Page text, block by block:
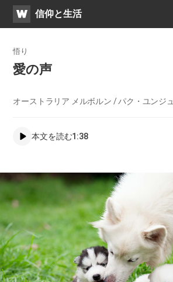
WATV​信仰と生活
悟り
愛の声
オーストラリア メルボルン / パク・ユンジュ
本文を読む1:38